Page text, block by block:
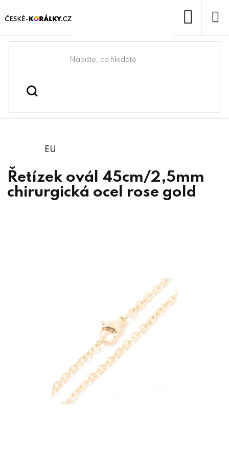
na
Domů
Bižuterní komponenty
chirurgické oceli /
Řetízek ovál 45cm/2,5mm
chirurgická ocel rose gold
EU